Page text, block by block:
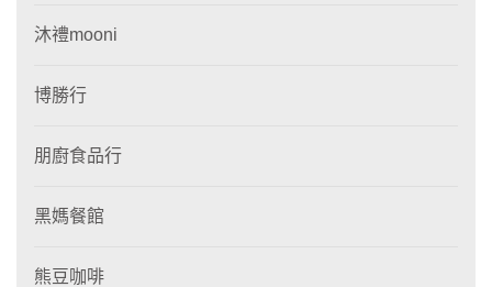
沐禮mooni
博勝行
朋廚食品行
黑媽餐館
熊豆咖啡